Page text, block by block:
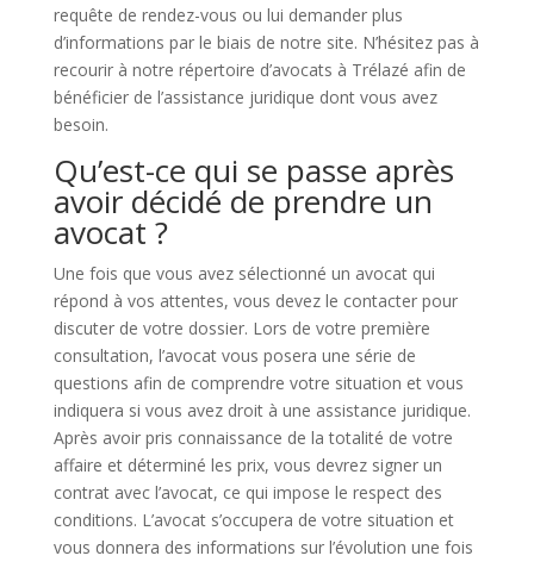
requête de rendez-vous ou lui demander plus
d’informations par le biais de notre site. N’hésitez pas à
recourir à notre répertoire d’avocats à Trélazé afin de
bénéficier de l’assistance juridique dont vous avez
besoin.
Qu’est-ce qui se passe après
avoir décidé de prendre un
avocat ?
Une fois que vous avez sélectionné un avocat qui
répond à vos attentes, vous devez le contacter pour
discuter de votre dossier. Lors de votre première
consultation, l’avocat vous posera une série de
questions afin de comprendre votre situation et vous
indiquera si vous avez droit à une assistance juridique.
Après avoir pris connaissance de la totalité de votre
affaire et déterminé les prix, vous devrez signer un
contrat avec l’avocat, ce qui impose le respect des
conditions. L’avocat s’occupera de votre situation et
vous donnera des informations sur l’évolution une fois